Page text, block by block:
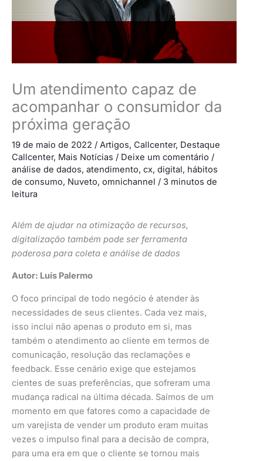
Um atendimento capaz de
acompanhar o consumidor da
próxima geração
19 de maio de 2022 / Artigos, Callcenter, Destaque
Callcenter, Mais Notícias / Deixe um comentário /
análise de dados, atendimento, cx, digital, hábitos
de consumo, Nuveto, omnichannel / 3 minutos de
leitura
Além de ajudar na otimização de recursos,
digitalização também pode ser ferramenta
poderosa para coleta e análise de dados
Autor: Luís Palermo
O foco principal de todo negócio é atender às
necessidades de seus clientes. Cada vez mais,
isso inclui não apenas o produto em si, mas
também o atendimento ao cliente em termos de
comunicação, resolução das reclamações e
feedback. Esse cenário exige que estejamos
cientes de suas preferências, que sofreram uma
mudança radical na última década. Saímos de um
momento em que fatores como a capacidade de
um varejista de vender um produto eram muitas
vezes o impulso final para a decisão de compra,
para uma era em que o cliente se tornou mais